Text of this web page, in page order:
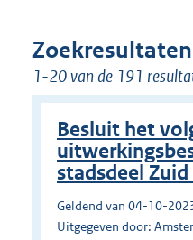
Zoekresultaten
1-20 van de 191
Besluit het
stadsdeel
Geldend van 04-10-
Uitgegeven door: